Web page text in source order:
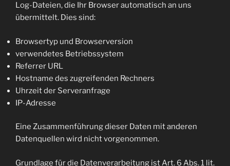
Log-Dateien, die Ihr Browser automatisch an uns
übermittelt. Dies sind:
Browsertyp und Browserversion
verwendetes Betriebssystem
Referrer URL
Hostname des zugreifenden Rechners
Uhrzeit der Serveranfrage
IP-Adresse
Eine Zusammenführung dieser Daten mit anderen
Datenquellen wird nicht vorgenommen.
Grundlage für die Datenverarbeitung ist Art. 6 Abs. 1 lit.